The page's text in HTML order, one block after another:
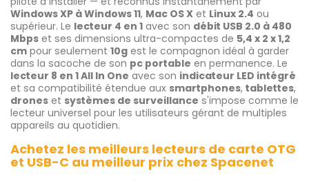
Windows XP à Windows 11, Mac OS X et Linux 2.4 ou
supérieur. Le lecteur 4 en 1 avec son débit USB 2.0 à 480
Mbps et ses dimensions ultra-compactes de 5,4 x 2 x 1,2
cm pour seulement 10g est le compagnon idéal à garder
dans la sacoche de son pc portable en permanence. Le
lecteur 8 en 1 All In One avec son indicateur LED intégré
et sa compatibilité étendue aux smartphones, tablettes,
drones et systèmes de surveillance s'impose comme le
lecteur universel pour les utilisateurs gérant de multiples
appareils au quotidien.
Achetez les meilleurs lecteurs de carte OTG
et USB-C au meilleur prix chez Spacenet